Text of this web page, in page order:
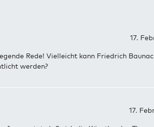
17.
Rede! Vielleicht kann Friedrich
werden?
17.